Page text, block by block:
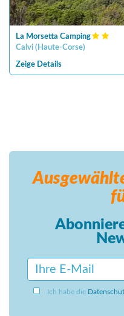
La Morsetta Camping
Calvi ( Haute-Corse)
Zeige Details
Ich habe die